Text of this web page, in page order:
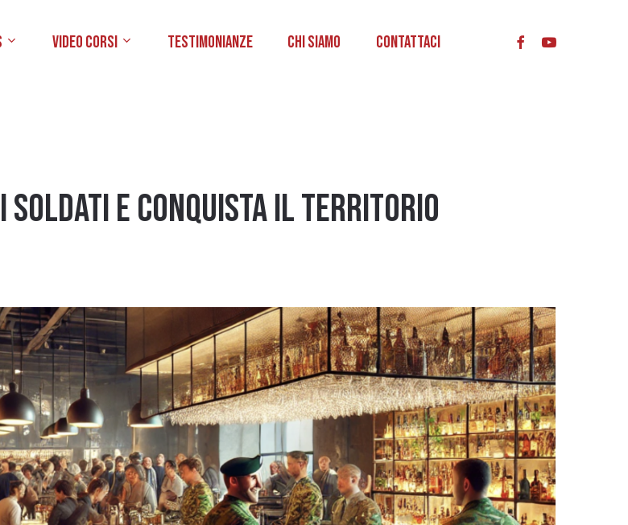
Video Corsi Testimonianze Chi Siamo Contattaci
soldati e conquista il territorio